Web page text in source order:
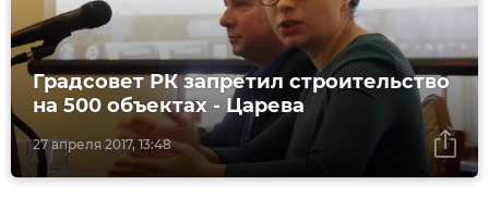
27 апреля 2017, 13:48
Градсовет РК запретил строительство
на 500 объектах - Царева